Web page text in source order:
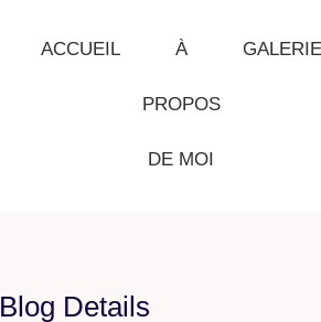
ACCUEIL À
PROPOS
DE MOI
GALERIE
Blog Details